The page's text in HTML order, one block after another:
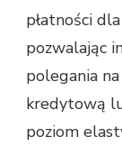
płatności
pozwalając
polegania
kredytową
poziom